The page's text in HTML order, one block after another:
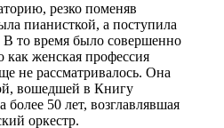
резко поменяв
пианисткой, а поступила
В то время было совершенно
женская профессия
не рассматривалось. Она
вошедшей в Книгу
50 лет, возглавлявшая
оркестр.